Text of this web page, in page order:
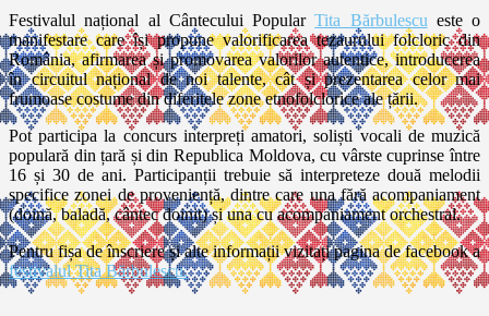
Festivalul național al Cântecului PopularTita Bărbulescu este o
manifestare care își propune valorificarea tezaurului folcloric din
România, afirmarea și promovarea valorilor autentice, introducerea
în circuitul național de noi talente, cât și prezentarea celor mai
frumoase costume din diferitele zone etnofolclorice ale țării.
Pot participa la concurs interpreți amatori, soliști vocali de muzică
populară din țară și din Republica Moldova, cu vârste cuprinse între
16 și 30 de ani. Participanții trebuie să interpreteze două melodii
specifice zonei de proveniență, dintre care una fără acompaniament
(doină, baladă, cântec doinit) și una cu acompaniament orchestral.
Pentru fișa de înscriere și alte informații vizitați pagina de facebook a
festivalul Tita Bărbulescu.